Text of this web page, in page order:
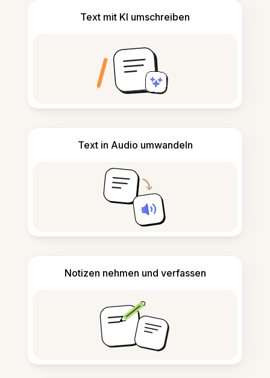
Text mit KI umschreiben
Text in Audio umwandeln
Notizen nehmen und verfassen